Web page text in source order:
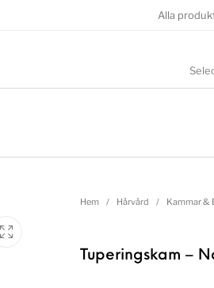
Alla
Hem / Hårvård / Kammar &
Tuperingskam –